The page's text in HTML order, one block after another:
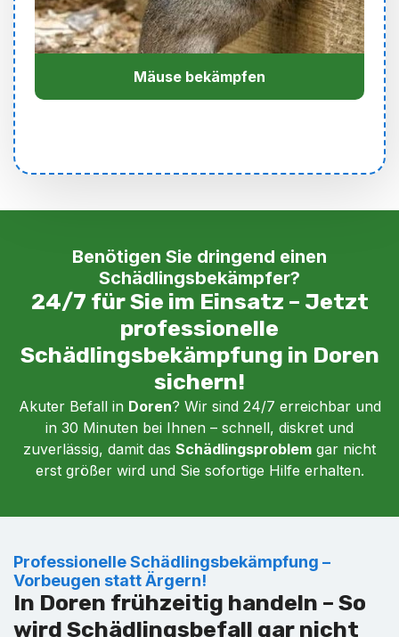
Mäuse bekämpfen
Benötigen Sie dringend einen
Schädlingsbekämpfer?
24/7 für Sie im Einsatz – Jetzt
professionelle
Schädlingsbekämpfung in Doren
sichern!
Akuter Befall in Doren? Wir sind 24/7 erreichbar und
in 30 Minuten bei Ihnen – schnell, diskret und
zuverlässig, damit das Schädlingsproblem gar nicht
erst größer wird und Sie sofortige Hilfe erhalten.
Professionelle Schädlingsbekämpfung –
Vorbeugen statt Ärgern!
In Doren frühzeitig handeln – So
wird Schädlingsbefall gar nicht